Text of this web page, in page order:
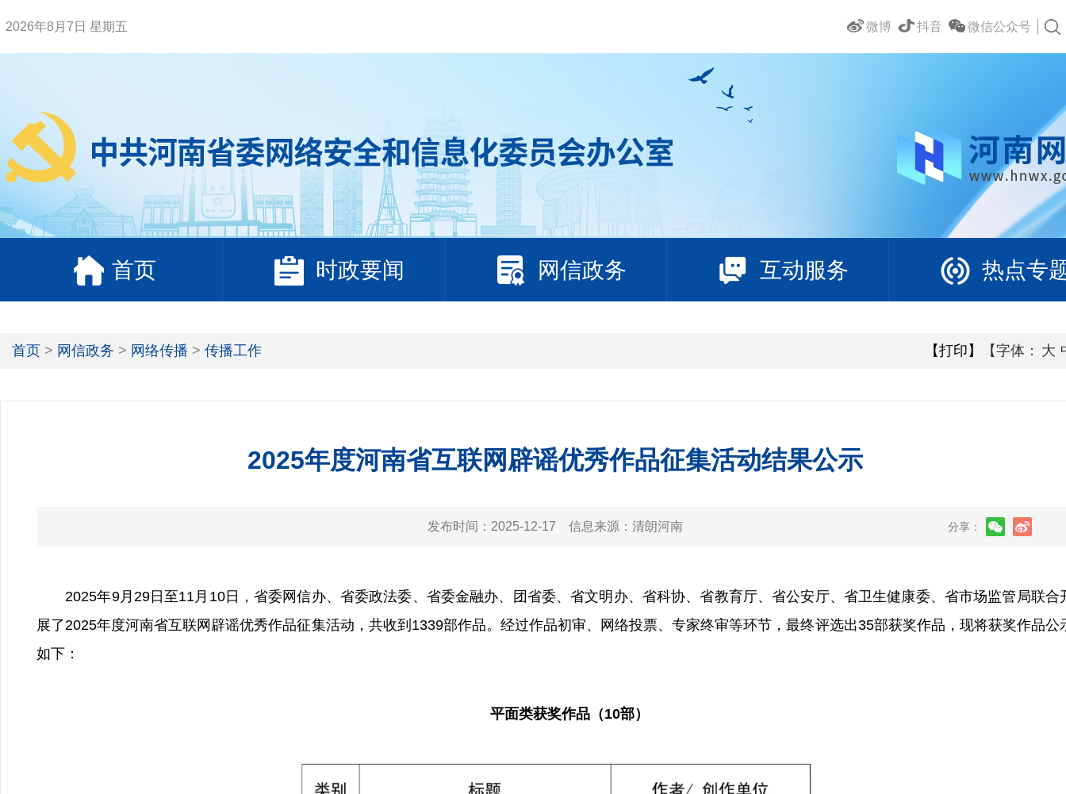
2026年8月7日 星期五 微信公众号
抖音
微博
首页 时政要闻 网信政务 互动服务 热点专
首页 > 网信政务 > 网络传播 > 传播工作 【打印】 【字体： 大
2025年度河南省互联网辟谣优秀作品征集活动结果公示
发布时间： 2025-12-17 信息来源： 清朗河南 分享：
2025年9月29日至11月10日，省委网信办、省委政法委、省委金融办、团省委、省文明办、省科协、省教育厅、省公安厅、省卫生健康委、省市场监管局联合
展了2025年度河南省互联网辟谣优秀作品征集活动，共收到1339部作品。经过作品初审、网络投票、专家终审等环节，最终评选出35部获奖作品，现将获奖作品公
如下：
平面类获奖作品（10部）